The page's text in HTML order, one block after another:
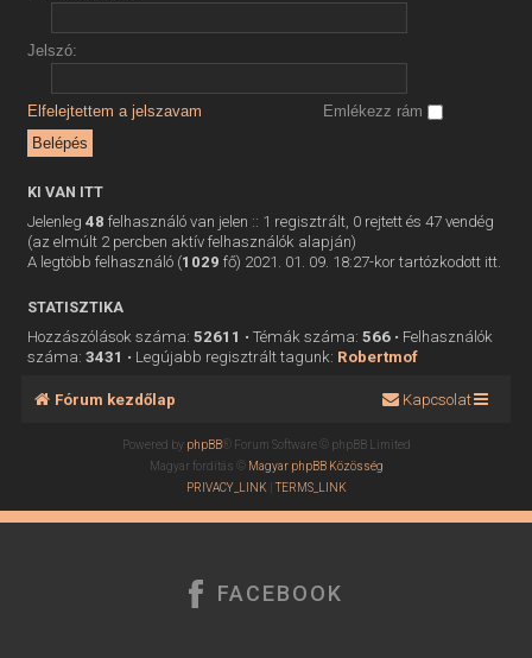
Jelszó:
Elfelejtettem a jelszavam Emlékezz rám
KI VAN ITT
Jelenleg 48 felhasználó van jelen :: 1 regisztrált, 0 rejtett és 47 vendég
(az elmúlt 2 percben aktív felhasználók alapján)
A legtöbb felhasználó (1029 fő) 2021. 01. 09. 18:27-kor tartózkodott itt.
STATISZTIKA
Hozzászólások száma: 52611 • Témák száma: 566• Felhasználók
száma: 3431 • Legújabb regisztrált tagunk: Robertmof
Fórum kezdőlap Kapcsolat
Powered by phpBB® Forum Software © phpBB Limited
Magyar fordítás © Magyar phpBB Közösség
PRIVACY_LINK |TERMS_LINK
FACEBOOK